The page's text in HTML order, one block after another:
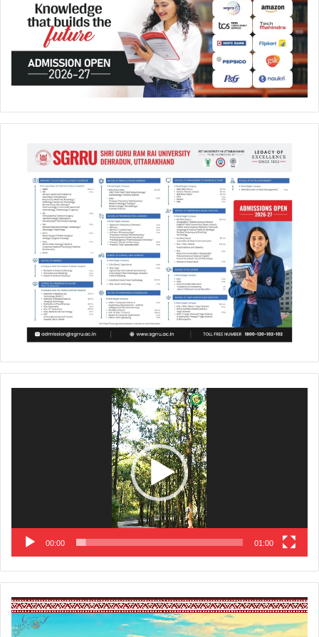
00:00 01:00
Video
Player